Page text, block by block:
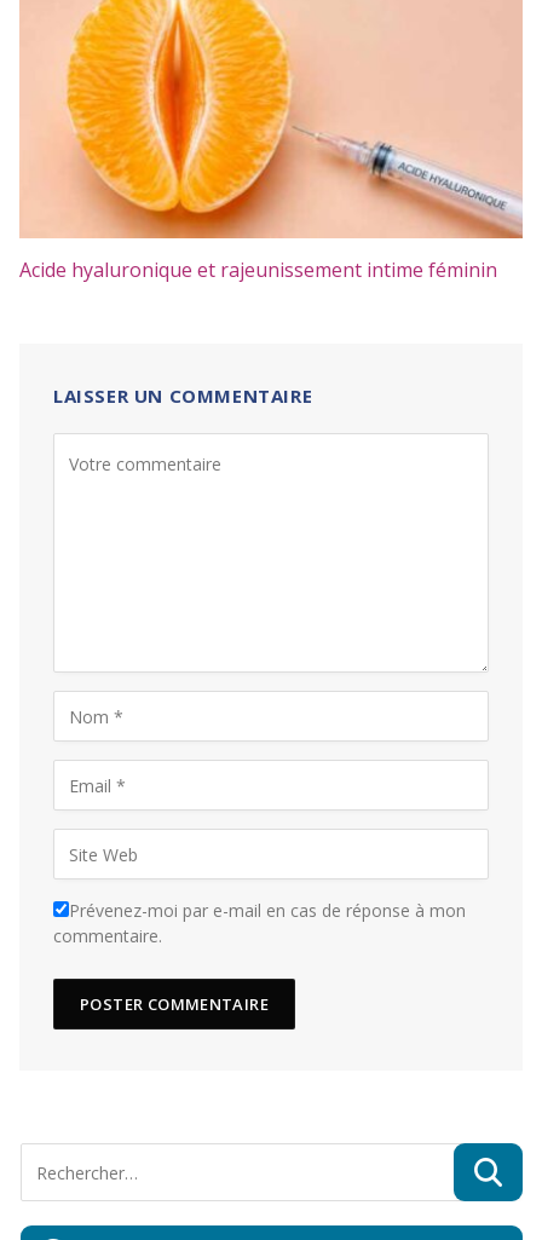
Acide hyaluronique et rajeunissement intime féminin
LAISSER UN COMMENTAIRE
Prévenez-moi par e-mail en cas de réponse à mon
commentaire.